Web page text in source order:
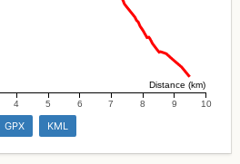
4 5 6 7 8 9 10
Distance (km)
GPX KML